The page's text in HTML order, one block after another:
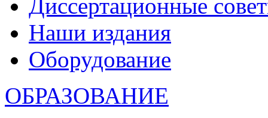
Диссертационные
Наши издания
Оборудование
ОБРАЗОВАНИЕ